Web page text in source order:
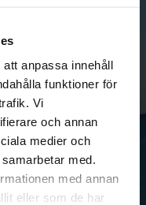
anpassa innehåll
funktioner för
Vi
och annan
medier och
med.
med annan
eller som de har